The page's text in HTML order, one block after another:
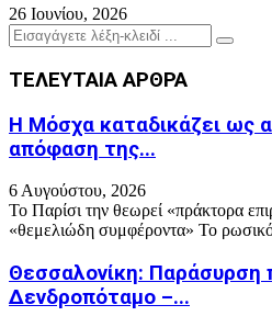
26 Ιουνίου, 2026
Search
for:
Search
ΤΕΛΕΥΤΑΙΑ ΑΡΘΡΑ
Η Μόσχα καταδικάζει ως
απόφαση της...
6 Αυγούστου, 2026
Το Παρίσι την θεωρεί «πράκτορα
«θεμελιώδη συμφέροντα» Το
Θεσσαλονίκη: Παράσυρση
Δενδροπόταμο –...